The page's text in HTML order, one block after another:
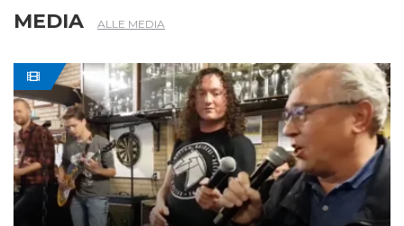
MEDIA ALLE MEDIA